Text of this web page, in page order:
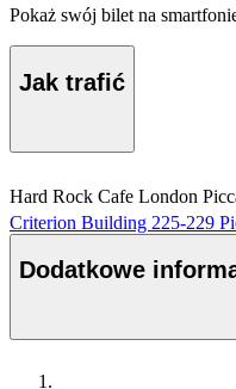
Pokaż swój bilet na
Jak trafić
Hard Rock Cafe London
Criterion Building 225-229
Dodatkowe